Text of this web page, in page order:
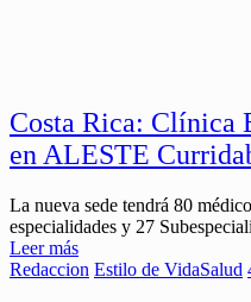
Costa Rica: Clínica
en ALESTE
La nueva sede tendrá 80
especialidades y 27
Leer más
Redaccion Estilo de VidaSalud